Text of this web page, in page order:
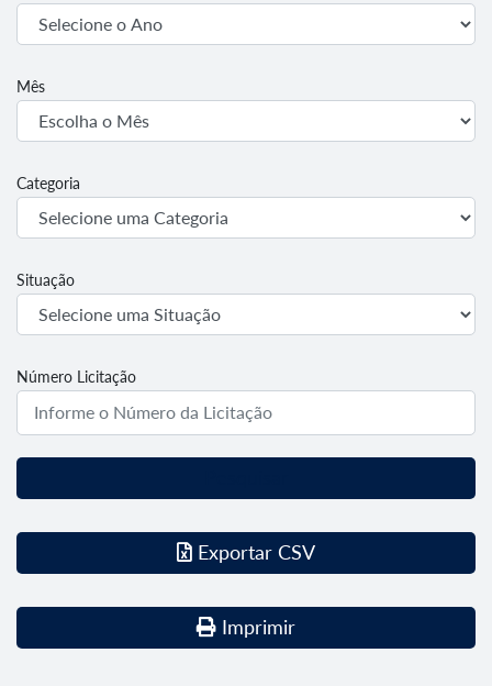
Mês
Categoria
Situação
Número Licitação
Exportar CSV
Imprimir